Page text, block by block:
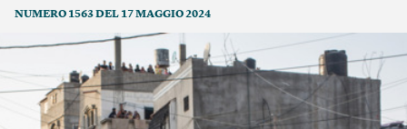
NUMERO 1563 DEL 17 MAGGIO 2024